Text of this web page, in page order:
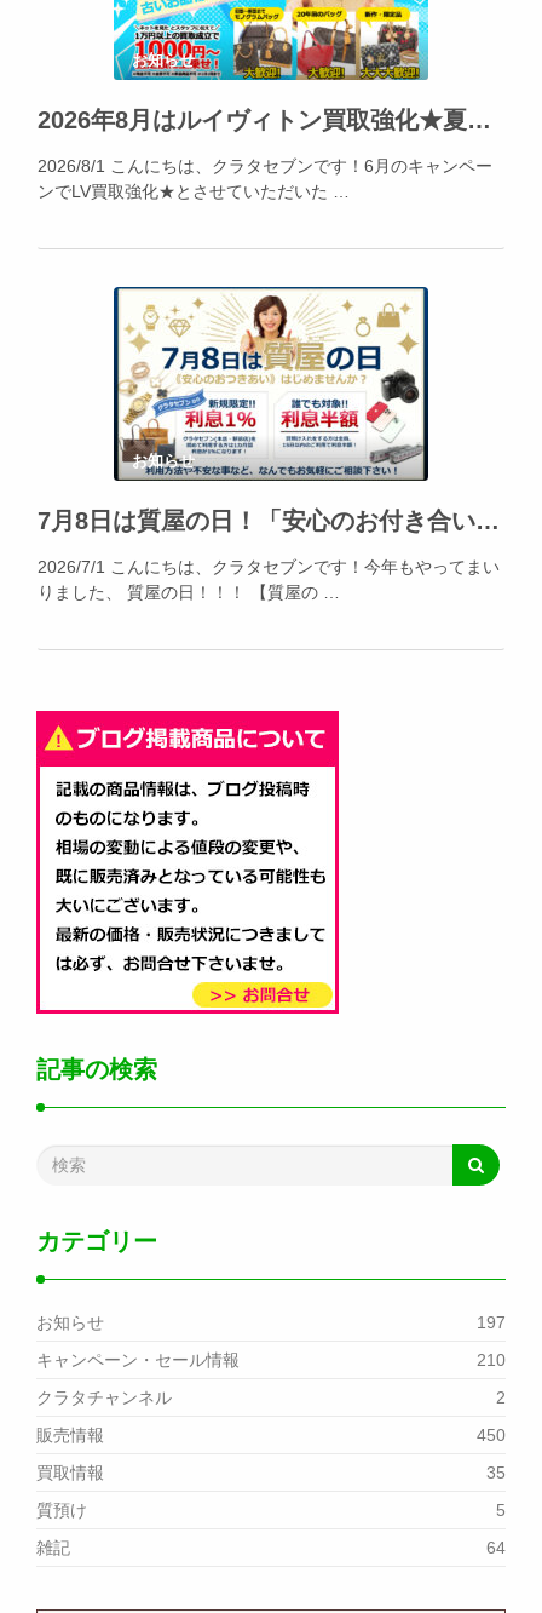
お知らせ
2026年8月はルイヴィトン買取強化★夏休みの出費、不要品でカバー出来ます!!!
2026/8/1 こんにちは、クラタセブンです！6月のキャンペー
ンでLV買取強化★とさせていただいた …
お知らせ
7月8日は質屋の日！「安心のお付き合い」をはじめてみませんか？2026年7月は質預かり大歓迎！
2026/7/1 こんにちは、クラタセブンです！今年もやってまい
りました、 質屋の日！！！ 【質屋の …
記事の検索
カテゴリー
お知らせ
197
キャンペーン・セール情報
210
クラタチャンネル
2
販売情報
450
買取情報
35
質預け
5
雑記
64